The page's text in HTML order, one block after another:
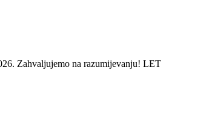
Zahvaljujemo na razumijevanju! LET